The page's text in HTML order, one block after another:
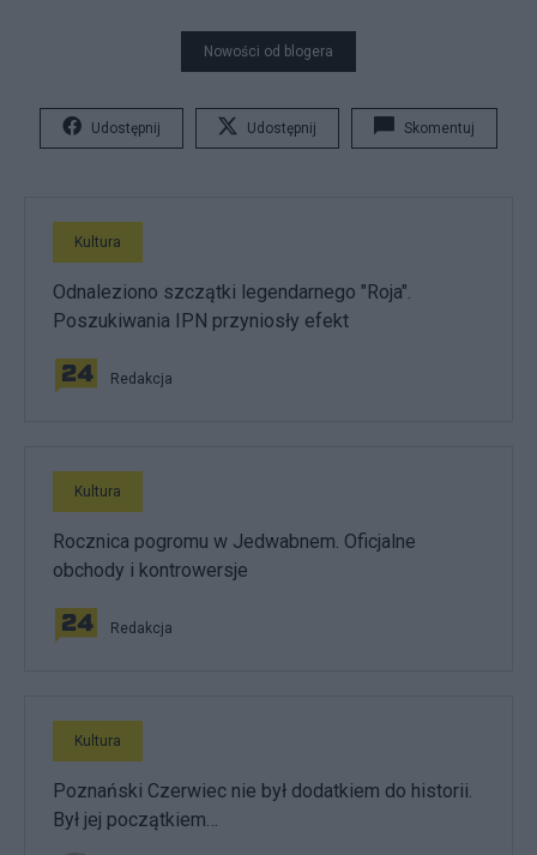
Nowości od blogera
Udostępnij Udostępnij Skomentuj
Kultura
Odnaleziono szczątki legendarnego "Roja".
Poszukiwania IPN przyniosły efekt
Redakcja
Kultura
Rocznica pogromu w Jedwabnem. Oficjalne
obchody i kontrowersje
Redakcja
Kultura
Poznański Czerwiec nie był dodatkiem do historii.
Był jej początkiem…